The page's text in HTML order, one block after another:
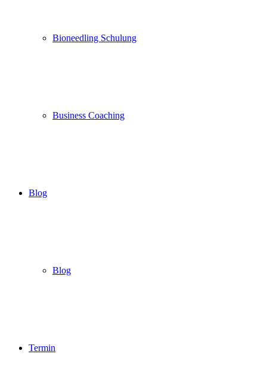
Bioneedling Schulung
Business Coaching
Blog
Blog
Termin